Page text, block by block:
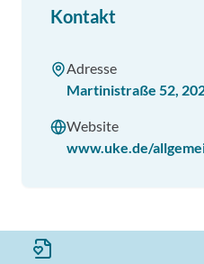
Kontakt
Adresse
Martinistraße 52,
Website
www.uke.de/